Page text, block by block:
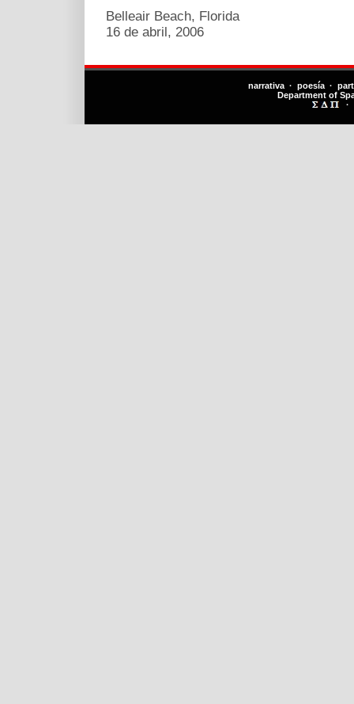
Belleair Beach, Florida
16 de abril, 2006
narrativa · poesía ·
Department of
·